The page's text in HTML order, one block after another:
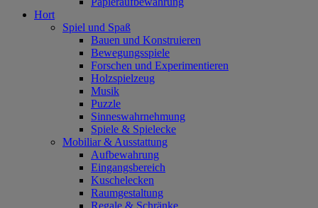
Hort
Spiel und Spaß
Bauen und Konstruieren
Bewegungsspiele
Forschen und Experimentieren
Holzspielzeug
Musik
Puzzle
Sinneswahrnehmung
Spiele & Spielecke
Mobiliar & Ausstattung
Aufbewahrung
Eingangsbereich
Kuschelecken
Raumgestaltung